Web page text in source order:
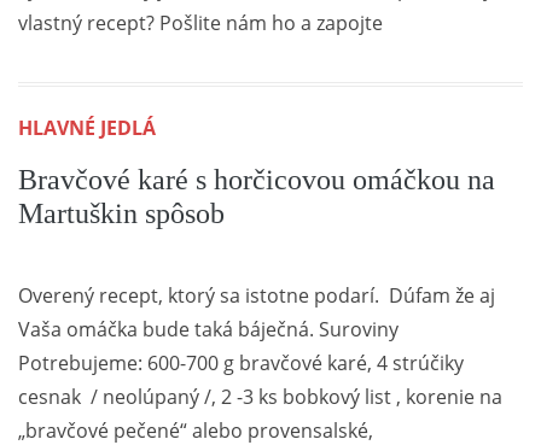
vlastný recept? Pošlite nám ho a zapojte
HLAVNÉ JEDLÁ
Bravčové karé s horčicovou omáčkou na
Martuškin spôsob
Overený recept, ktorý sa istotne podarí. Dúfam že aj
Vaša omáčka bude taká báječná. Suroviny
Potrebujeme: 600-700 g bravčové karé, 4 strúčiky
cesnak / neolúpaný /, 2 -3 ks bobkový list , korenie na
„bravčové pečené“ alebo provensalské,